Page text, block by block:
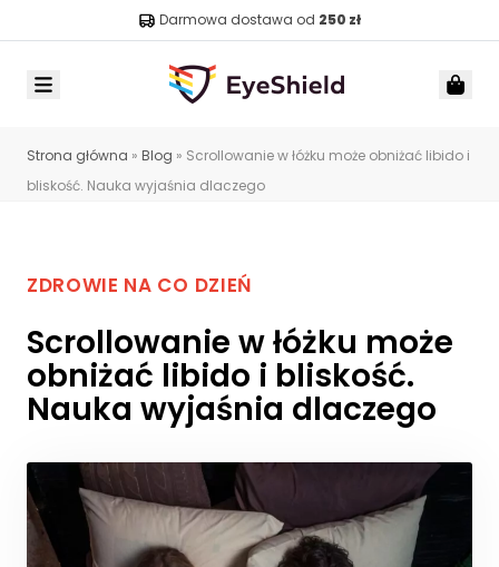
Darmowa dostawa od 250 zł
Strona główna » Blog » Scrollowanie w łóżku może obniżać libido i
bliskość. Nauka wyjaśnia dlaczego
ZDROWIE NA CO DZIEŃ
Scrollowanie w łóżku może
obniżać libido i bliskość.
Nauka wyjaśnia dlaczego